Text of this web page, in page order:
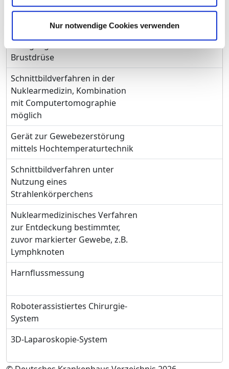
Nur notwendige Cookies verwenden
elektro-magnetischer
Wechselfelder
Röntgengerät für die weibliche
Brustdrüse
Schnittbildverfahren in der
Nuklearmedizin, Kombination
mit Computertomographie
möglich
Gerät zur Gewebezerstörung
mittels Hochtemperaturtechnik
Schnittbildverfahren unter
Nutzung eines
Strahlenkörperchens
Nuklearmedizinisches Verfahren
zur Entdeckung bestimmter,
zuvor markierter Gewebe, z.B.
Lymphknoten
Harnflussmessung
Roboterassistiertes Chirurgie-
System
3D-Laparoskopie-System